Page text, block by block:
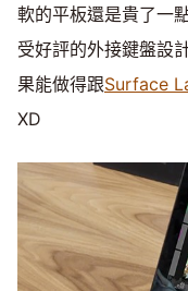
軟的平板還是貴了一
受好評的外接鍵盤設
果能做得跟Surface
XD